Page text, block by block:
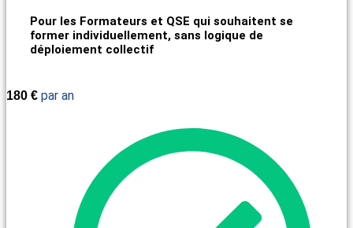
Pour les Formateurs et QSE qui souhaitent se
former individuellement, sans logique de
déploiement collectif
180 € par an